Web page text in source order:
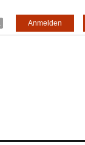
Anmelden